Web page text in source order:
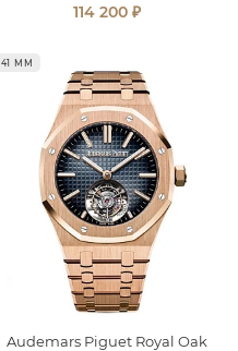
114 200 ₽
41 ММ
Audemars Piguet Royal Oak